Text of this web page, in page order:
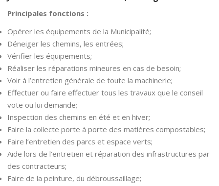
Principales fonctions :
Opérer les équipements de la Municipalité;
Déneiger les chemins, les entrées;
Vérifier les équipements;
Réaliser les réparations mineures en cas de besoin;
Voir à l’entretien générale de toute la machinerie;
Effectuer ou faire effectuer tous les travaux que le conseil
vote ou lui demande;
Inspection des chemins en été et en hiver;
Faire la collecte porte à porte des matières compostables;
Faire l’entretien des parcs et espace verts;
Aide lors de l’entretien et réparation des infrastructures par
des contracteurs;
Faire de la peinture, du débroussaillage;